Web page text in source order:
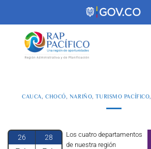
CAUCA, CHOCÓ, NARIÑO,TURISMO PACÍFICO,
26 28
Los cuatro departamentos
de nuestra región